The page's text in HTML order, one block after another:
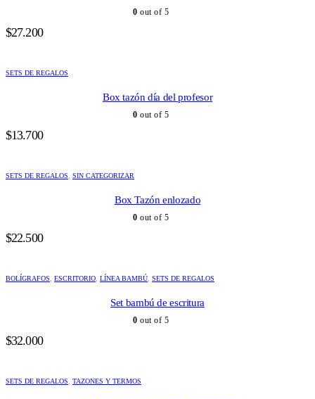
0 out of 5
$27.200
SETS DE REGALOS
Box tazón día del profesor
0 out of 5
$13.700
SETS DE REGALOS, SIN CATEGORIZAR
Box Tazón enlozado
0 out of 5
$22.500
BOLÍGRAFOS, ESCRITORIO, LÍNEA BAMBÚ, SETS DE REGALOS
Set bambú de escritura
0 out of 5
$32.000
SETS DE REGALOS, TAZONES Y TERMOS